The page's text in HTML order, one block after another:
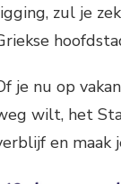
zul je
je nu op
wilt, het
en maak